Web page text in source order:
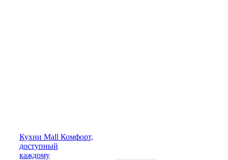
Кухни Mall Комфорт,
доступный
каждому